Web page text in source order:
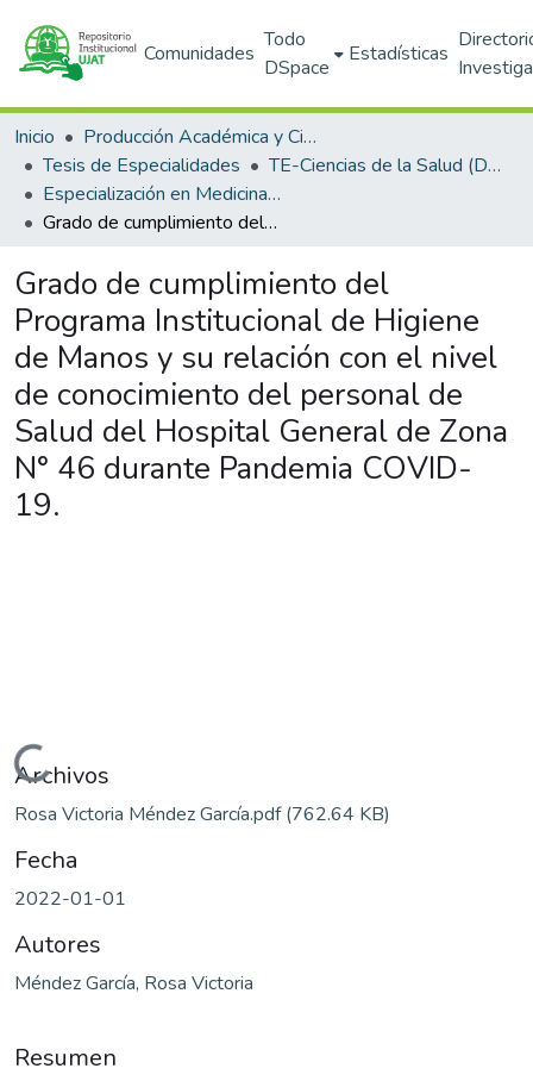
Comunidades
Todo
DSpace
Estadísticas
Inicio
Producción Académica y Científica
Tesis de Especialidades
TE-Ciencias de la Salud (DACS)
Especialización en Medicina Familiar (PNPC)
Grado de cumplimiento del Programa Institucional de Higiene de Manos y su relación con el nivel de conocimiento del personal de Salud del Hospital General de Zona N° 46 durante Pandemia COVID-19.
Grado de cumplimiento del
Programa Institucional de Higiene
de Manos y su relación con el nivel
de conocimiento del personal de
Salud del Hospital General de Zona
N° 46 durante Pandemia COVID-
19.
Cargando...
Archivos
Rosa Victoria Méndez García.pdf(762.64 KB)
Fecha
2022-01-01
Autores
Méndez García, Rosa Victoria
Resumen